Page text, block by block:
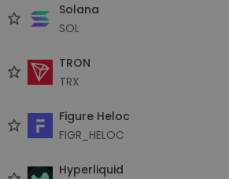
Solana
SOL
TRON
TRX
Figure Heloc
FIGR_HELOC
Hyperliquid